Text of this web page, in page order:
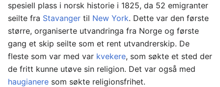
spesiell plass i norsk historie i 1825, da 52 emigranter
seilte fra Stavanger til New York. Dette var den første
større, organiserte utvandringa fra Norge og første
gang et skip seilte som et rent utvandrerskip. De
fleste som var med var kvekere, som søkte et sted der
de fritt kunne utøve sin religion. Det var også med
haugianere som søkte religionsfrihet.